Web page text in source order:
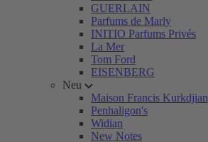
GUERLAIN
Parfums de Marly
INITIO Parfums Privés
La Mer
Tom Ford
EISENBERG
Neu
Maison Francis Kurkdjian
Penhaligon's
Widian
New Notes